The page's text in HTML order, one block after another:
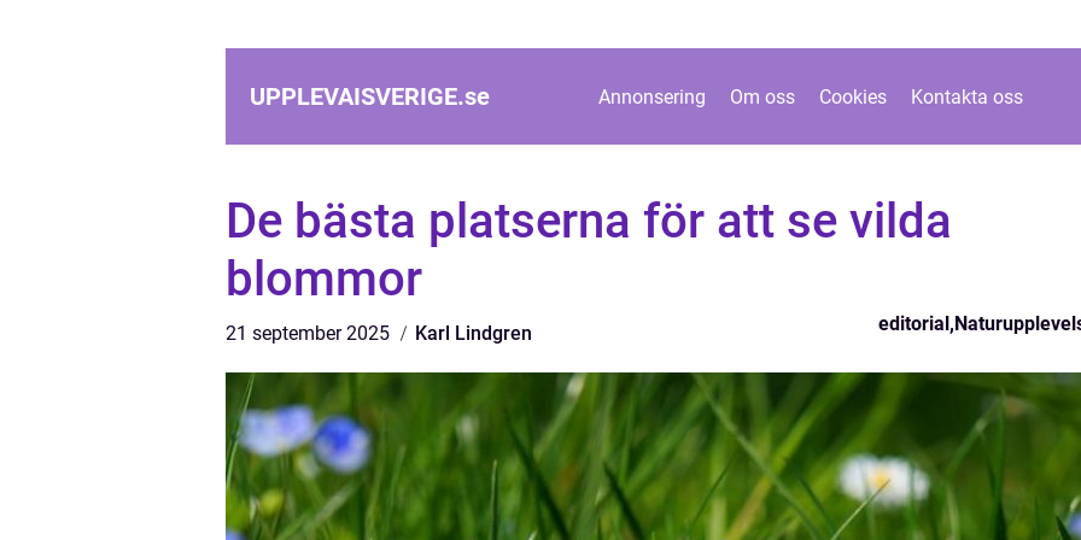
UPPLEVAISVERIGE.se Annonsering Om oss Cookies Kontakta oss
De bästa platserna för att se vilda
blommor
21 september 2025 Karl Lindgren editorial,